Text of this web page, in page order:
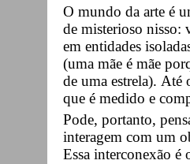
O mundo da arte é
de misterioso nisso:
em entidades
(uma mãe é mãe
de uma estrela).
que é medido e
Pode, portanto,
interagem com um
Essa interconexão